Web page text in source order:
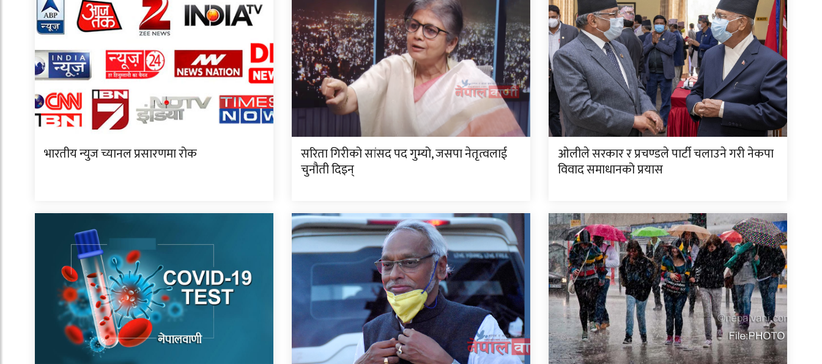
भारतीय न्युज च्यानल प्रसारणमा रोक सरिता गिरीको सांसद पद गुम्यो, जसपा नेतृत्वलाई
चुनौती दिइन्
ओलीले सरकार र प्रचण्डले पार्टी चलाउने गरी नेकपा
विवाद समाधानको प्रयास